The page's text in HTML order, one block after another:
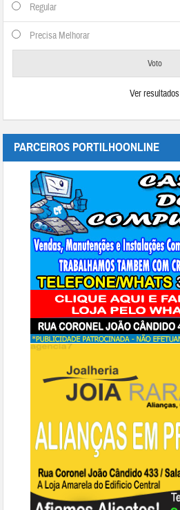
Regular
Precisa Melhorar
Ver resultados
PARCEIROS PORTILHOONLINE